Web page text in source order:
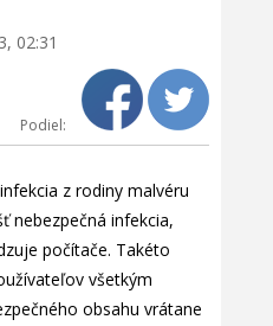
02:31
Podiel:
z rodiny malvéru
nebezpečná infekcia,
počítače. Takéto
všetkým
obsahu vrátane